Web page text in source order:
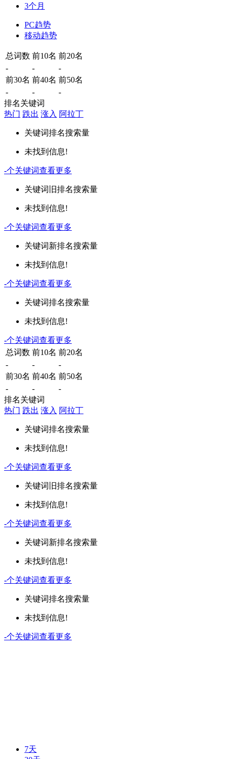
3个月
PC趋势
移动趋势
总词数 前10名 前20名
-
-
-
前30名 前40名 前50名
-
-
-
排名关键词
热门 跌出 涨入 阿拉丁
关键词排名搜索量
未找到信息!
-个关键词查看更多
关键词 旧排名搜索量
未找到信息!
-个关键词查看更多
关键词新排名搜索量
未找到信息!
-个关键词查看更多
关键词排名搜索量
未找到信息!
-个关键词查看更多
总词数 前10名 前20名
-
-
-
前30名 前40名 前50名
-
-
-
排名关键词
热门 跌出 涨入 阿拉丁
关键词排名搜索量
未找到信息!
-个关键词查看更多
关键词 旧排名搜索量
未找到信息!
-个关键词查看更多
关键词新排名搜索量
未找到信息!
-个关键词查看更多
关键词排名搜索量
未找到信息!
-个关键词查看更多
7天